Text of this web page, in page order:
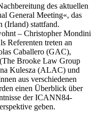
des aktuellen
General Meeting«, das
(Irland) stattfand.
– Christopher Mondini
Referenten treten an
Caballero (GAC),
Brooke Law Group
Kulesza (ALAC) und
aus verschiedenen
einen Überblick über
der ICANN84-
geben.